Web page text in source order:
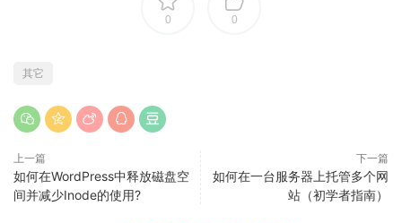
0 0
其它
上一篇
如何在WordPress中释放磁盘空
间并减少Inode的使用?
下一篇
如何在一台服务器上托管多个网
站（初学者指南）